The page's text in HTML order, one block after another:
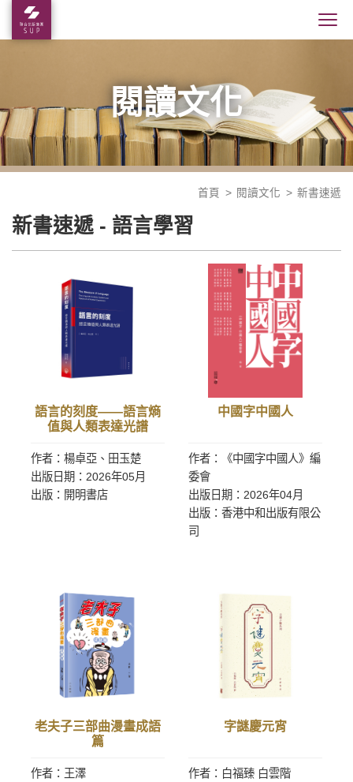
閱讀文化
首頁 閱讀文化 新書速遞
新書速遞 - 語言學習
語言的刻度——語言熵
值與人類表達光譜
作者：楊卓亞、田玉楚
出版日期：2026年05月
出版：開明書店
中國字中國人
作者：《中國字中國人》編
委會
出版日期：2026年04月
出版：香港中和出版有限公
司
老夫子三部曲漫畫成語
篇
作者：王澤
字謎慶元宵
作者：白福臻 白雲階